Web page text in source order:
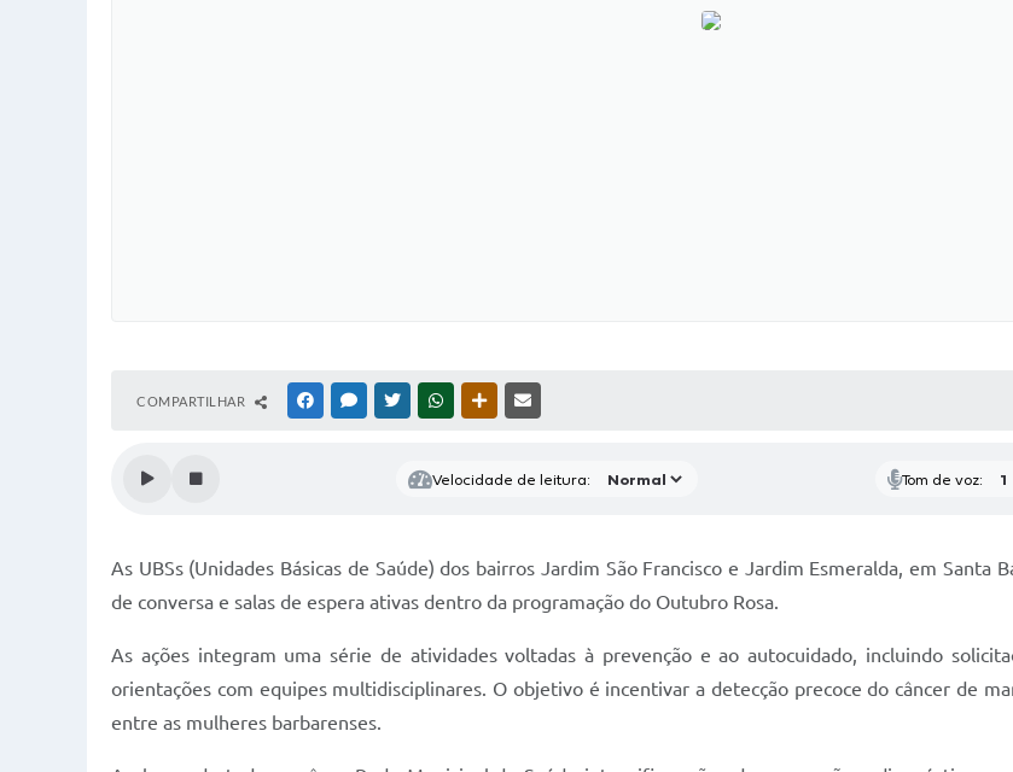
COMPARTILHAR FACEBOOKMESSENGER
TWITTERWHATSAPPOUTRAS MÍDIAS
Velocidade de leitura: Tom de voz:
As UBSs (Unidades Básicas de Saúde) dos bairros Jardim São Francisco e Jardim Esmeralda, em Santa
de conversa e salas de espera ativas dentro da programação do Outubro Rosa.
As ações integram uma série de atividades voltadas à prevenção e ao autocuidado, incluindo
orientações com equipes multidisciplinares. O objetivo é incentivar a detecção precoce do câncer de
entre as mulheres barbarenses.